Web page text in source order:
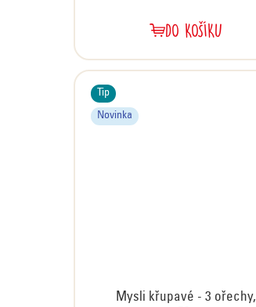
DO KOŠÍKU
Novinka
Tip
Mysli křupavé - 3 ořechy,